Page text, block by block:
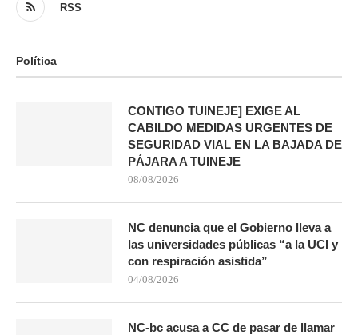
RSS
Política
CONTIGO TUINEJE] EXIGE AL
CABILDO MEDIDAS URGENTES DE
SEGURIDAD VIAL EN LA BAJADA DE
PÁJARA A TUINEJE
08/08/2026
NC denuncia que el Gobierno lleva a
las universidades públicas “a la UCI y
con respiración asistida”
04/08/2026
NC-bc acusa a CC de pasar de llamar